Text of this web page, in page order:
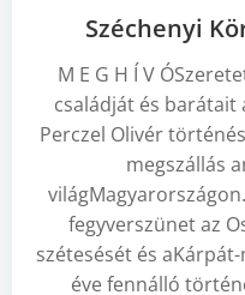
Széchenyi
M E G H Í V
családját és barátait
Perczel Olivér
megszállás
fegyverszünet az
szétesését és
éve fennálló